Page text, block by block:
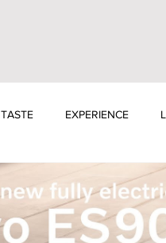
TASTE EXPERIENCE